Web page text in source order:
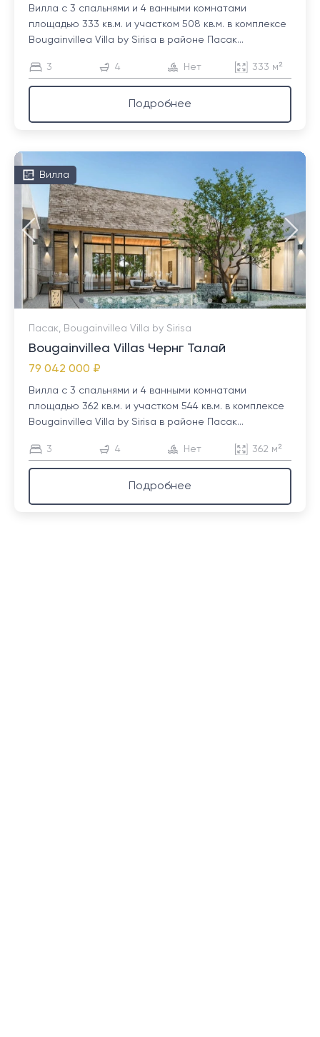
Вилла с 3 спальнями и 4 ванными комнатами
площадью 333 кв.м. и участком 508 кв.м. в комплексе
Bougainvillea Villa by Sirisa в районе Пасак...
3 4 Нет 333 м²
Подробнее
Вилла
Пасак, Bougainvillea Villa by Sirisa
Bougainvillea Villas Чернг Талай
79 042 000 ₽
Вилла с 3 спальнями и 4 ванными комнатами
площадью 362 кв.м. и участком 544 кв.м. в комплексе
Bougainvillea Villa by Sirisa в районе Пасак...
3 4 Нет 362 м²
Подробнее